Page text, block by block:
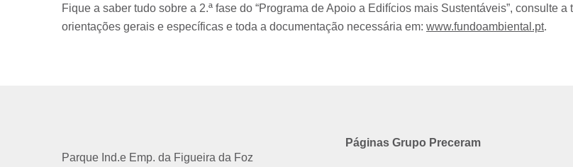
Fique a saber tudo sobre a 2.ª fase do “Programa de Apoio a Edifícios mais Sustentáveis”, consulte
orientações gerais e específicas e toda a documentação necessária em: www.fundoambiental.pt.
Parque Ind.e Emp. da Figueira da Foz
Páginas Grupo Preceram